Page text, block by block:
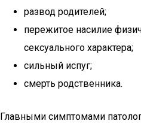
развод родителей;
пережитое насилие
сексуального характера;
сильный испуг;
смерть родственника.
Главными симптомами